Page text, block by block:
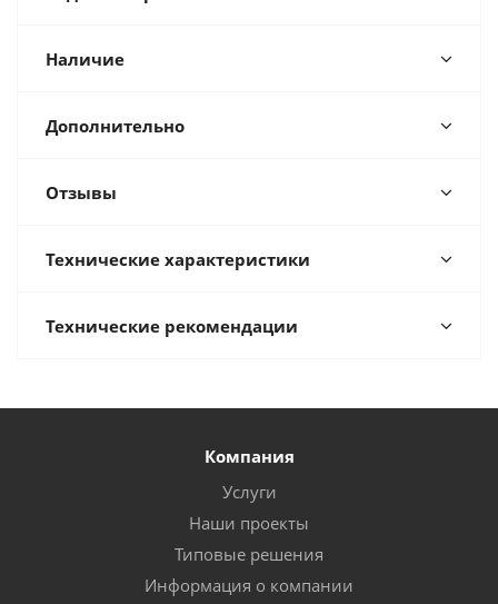
Наличие
Дополнительно
Отзывы
Технические характеристики
Технические рекомендации
Компания
Услуги
Наши проекты
Типовые решения
Информация о компании